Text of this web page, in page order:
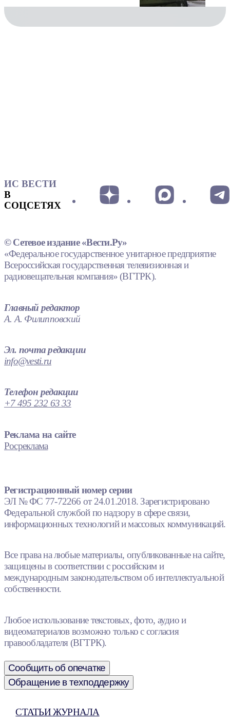
ИС ВЕСТИ
В
СОЦСЕТЯХ
© Сетевое издание «Вести.Ру»
«Федеральное государственное унитарное предприятие
Всероссийская государственная телевизионная и
радиовещательная компания» (ВГТРК).
Главный редактор
А. А. Филипповский
Эл. почта редакции
info@vesti.ru
Телефон редакции
+7 495 232 63 33
Реклама на сайте
Росреклама
Регистрационный номер серии
ЭЛ № ФС 77-72266 от 24.01.2018. Зарегистрировано
Федеральной службой по надзору в сфере связи,
информационных технологий и массовых коммуникаций.
Все права на любые материалы, опубликованные на сайте,
защищены в соответствии с российским и
международным законодательством об интеллектуальной
собственности.
Любое использование текстовых, фото, аудио и
видеоматериалов возможно только с согласия
правообладателя (ВГТРК).
Сообщить об опечатке
Обращение в техподдержку
СТАТЬИ ЖУРНАЛА